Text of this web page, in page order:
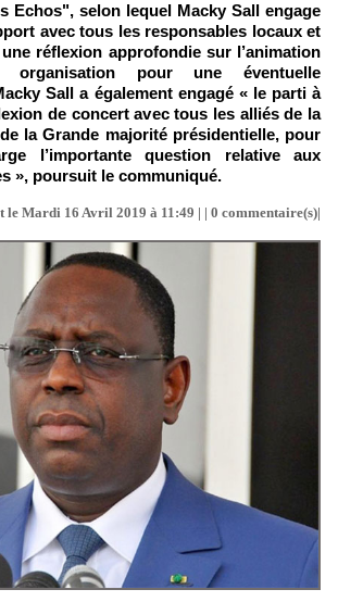
Echos", selon lequel Macky Sall engage
avec tous les responsables locaux et
réflexion approfondie sur l’animation
pour une éventuelle
Sall a également engagé « le parti à
de concert avec tous les alliés de la
la Grande majorité présidentielle, pour
l’importante question relative aux
», poursuit le communiqué.
le Mardi 16 Avril 2019 à 11:49 | | 0 commentaire(s)|